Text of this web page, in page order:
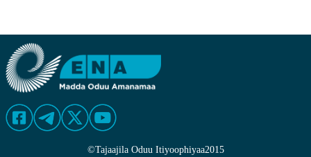
©Tajaajila Oduu Itiyoophiyaa2015